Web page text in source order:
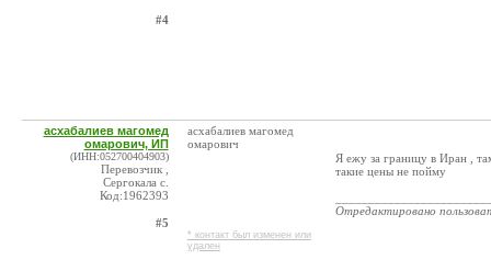
#4
асхабалиев магомед
омарович, ИП
(ИНН:052700404903)
Перевозчик ,
Сергокала с.
Код:1962393
#5
асхабалиев магомед
омарович
* контакт был изменен или
удален
Я ежу за границу в Иран ,
такие цены не пойму
Отредактировано